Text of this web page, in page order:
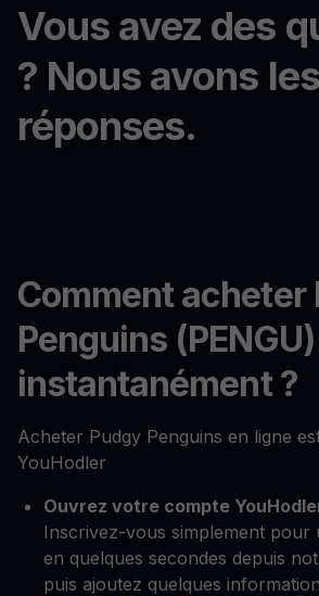
Vous avez des
? Nous avons les
réponses.
Comment acheter
Penguins (PENGU)
instantanément ?
Acheter Pudgy Penguins en ligne
YouHodler
Ouvrez votre compte
Inscrivez-vous simplement pour
en quelques secondes depuis
puis ajoutez quelques